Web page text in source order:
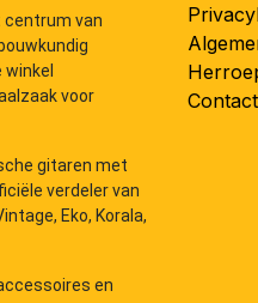
centrum van
winkel
voor
gitaren met
verdeler van
Eko, Korala,
en